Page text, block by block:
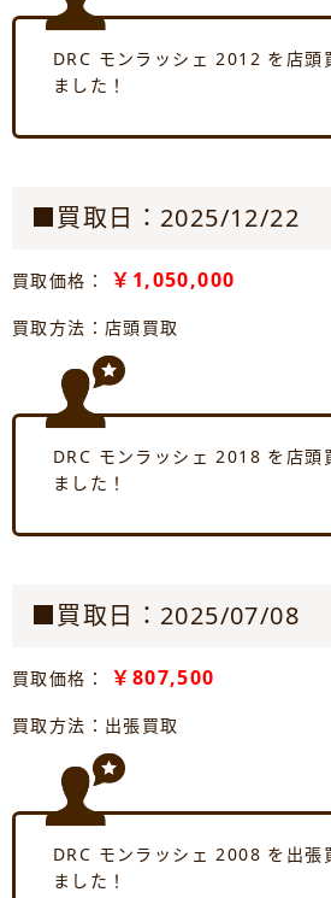
DRC モンラッシェ 2012 を店頭
ました！
■買取日：2025/12/22
買取価格： ￥1,050,000
買取方法：店頭買取
DRC モンラッシェ 2018 を店頭
ました！
■買取日：2025/07/08
買取価格： ￥807,500
買取方法：出張買取
DRC モンラッシェ 2008 を出張
ました！